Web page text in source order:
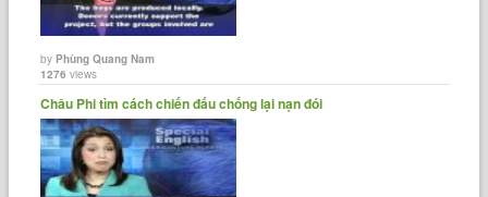
byPhùng Quang Nam
1276 views
Châu Phi tìm cách chiến đấu chống lại nạn đói